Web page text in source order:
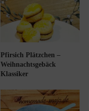
Pfirsich Plätzchen –
Weihnachtsgebäck
Klassiker